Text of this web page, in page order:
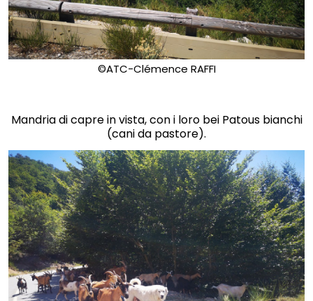
©ATC-Clémence RAFFI
Mandria di capre in vista, con i loro bei Patous bianchi
(cani da pastore).